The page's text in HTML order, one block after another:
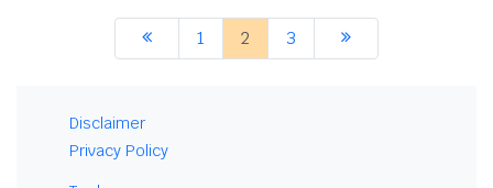
1 2 3
Disclaimer
Privacy Policy